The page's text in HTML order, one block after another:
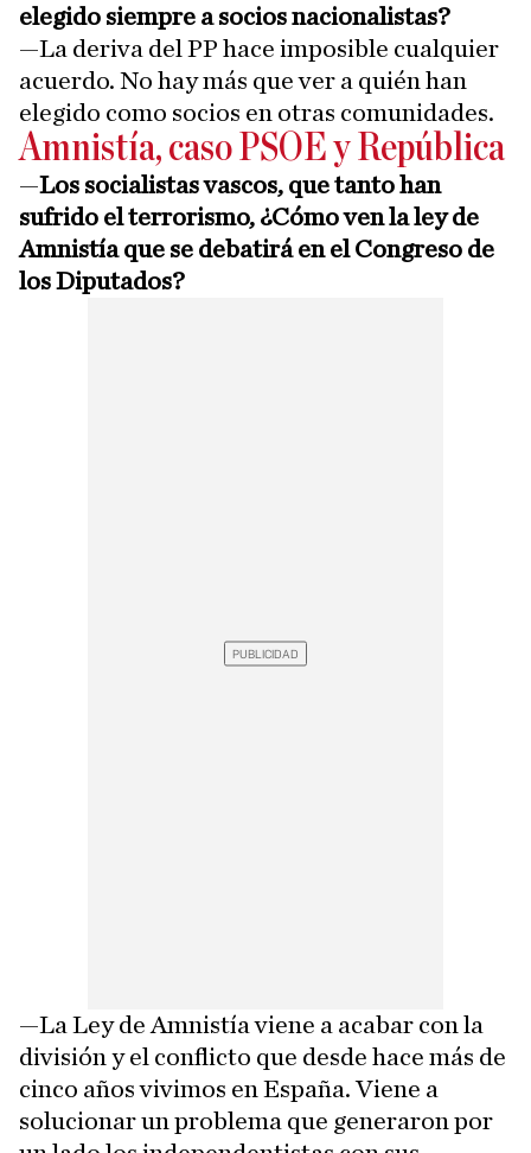
elegido siempre a socios nacionalistas?
—La deriva del PP hace imposible cualquier
acuerdo. No hay más que ver a quién han
elegido como socios en otras comunidades.
Amnistía, caso PSOE y República
—Los socialistas vascos, que tanto han
sufrido el terrorismo, ¿Cómo ven la ley de
Amnistía que se debatirá en el Congreso de
los Diputados?
—La Ley de Amnistía viene a acabar con la
división y el conflicto que desde hace más de
cinco años vivimos en España. Viene a
solucionar un problema que generaron por